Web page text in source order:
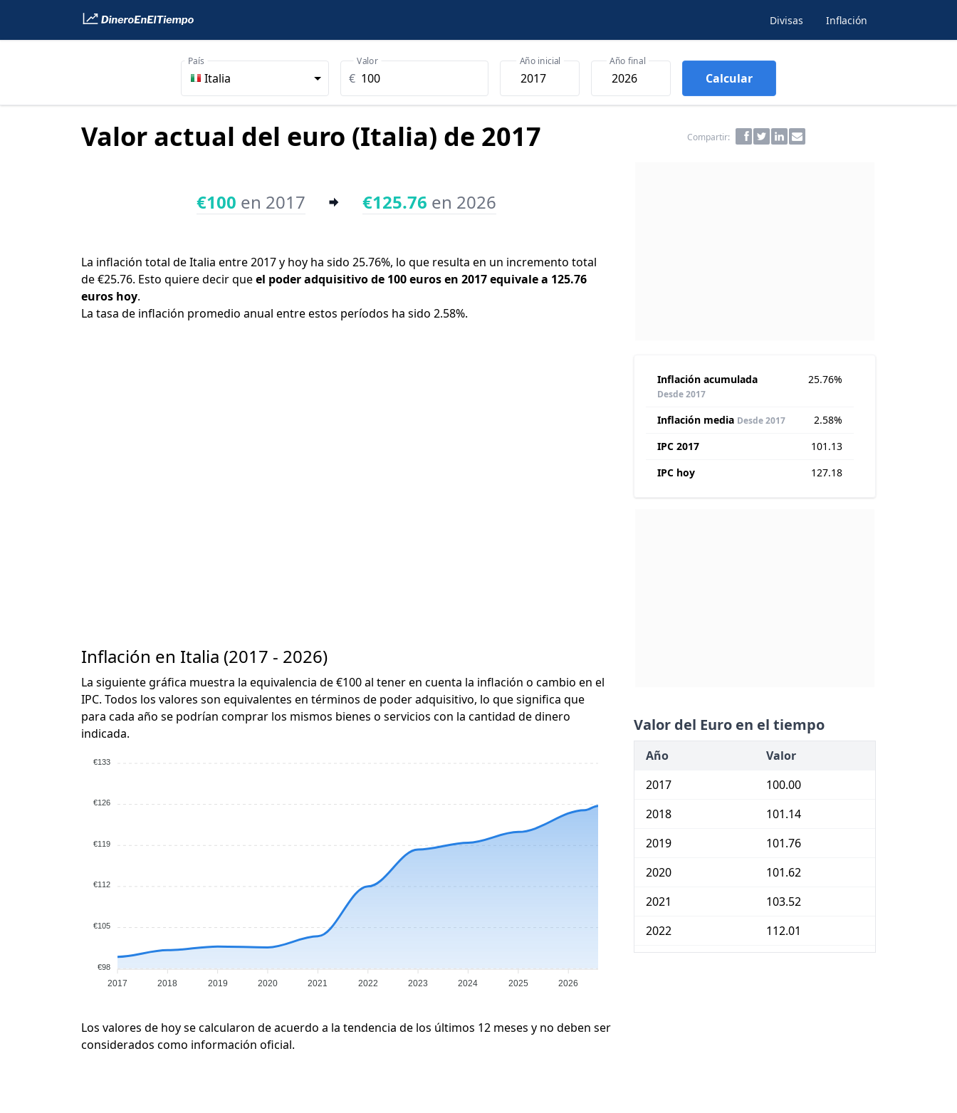
Divisas Inflación
Italia
País
€
Valor Año inicial Año final
Calcular
Valor actual del euro (Italia) de 2017 Compartir:
€100 en 2017 €125.76 en 2026
La inflación total de Italia entre 2017 y hoy ha sido 25.76%, lo que resulta en un incremento total
de €25.76. Esto quiere decir queel poder adquisitivo de 100 euros en 2017 equivale a 125.76
euros hoy.
La tasa de inflación promedio anual entre estos períodos ha sido 2.58%.
Inflación en Italia (2017 - 2026)
La siguiente gráfica muestra la equivalencia de €100 al tener en cuenta la inflación o cambio en el
IPC. Todos los valores son equivalentes en términos de poder adquisitivo, lo que significa que
para cada año se podrían comprar los mismos bienes o servicios con la cantidad de dinero
indicada.
€133
€126
€119
€112
€105
€98
2017 2018 2019 2020 2021 2022 2023 2024 2025 2026
Los valores de hoy se calcularon de acuerdo a la tendencia de los últimos 12 meses y no deben ser
considerados como información oficial.
Inflación acumulada
Desde 2017
25.76%
Inflación media Desde 2017
2.58%
IPC 2017
101.13
IPC hoy
127.18
Valor del Euro en el tiempo
Año
Valor
2017
100.00
2018
101.14
2019
101.76
2020
101.62
2021
103.52
2022
112.01